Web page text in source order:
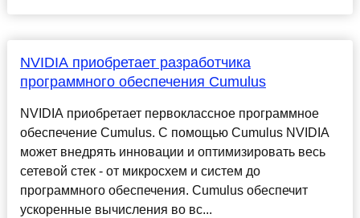
NVIDIA приобретает разработчика
программного обеспечения Cumulus
NVIDIA приобретает первоклассное программное
обеспечение Cumulus. С помощью Cumulus NVIDIA
может внедрять инновации и оптимизировать весь
сетевой стек - от микросхем и систем до
программного обеспечения. Cumulus обеспечит
ускоренные вычисления во вс...